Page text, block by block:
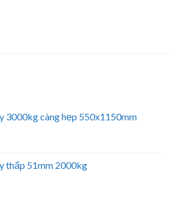
3000kg càng hẹp 550x1150mm
thấp 51mm 2000kg